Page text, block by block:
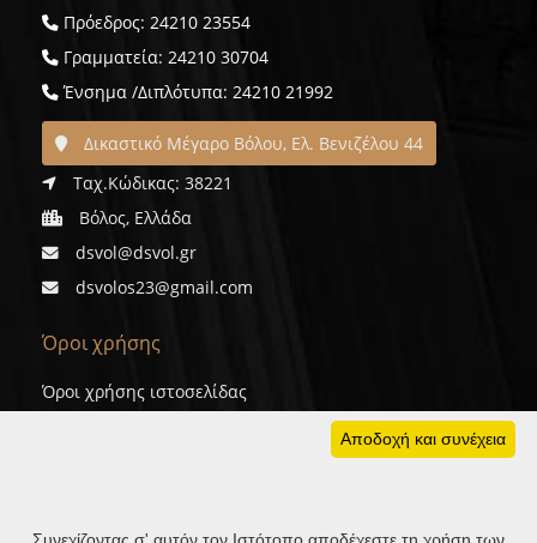
Πρόεδρος: 24210 23554
Γραμματεία: 24210 30704
Ένσημα /Διπλότυπα: 24210 21992
Δικαστικό Μέγαρο Βόλου, Ελ. Βενιζέλου 44
Ταχ.Κώδικας: 38221
Βόλος, Ελλάδα
dsvol@dsvol.gr
dsvolos23@gmail.com
Όροι χρήσης
Όροι χρήσης ιστοσελίδας
Αποδοχή και συνέχεια